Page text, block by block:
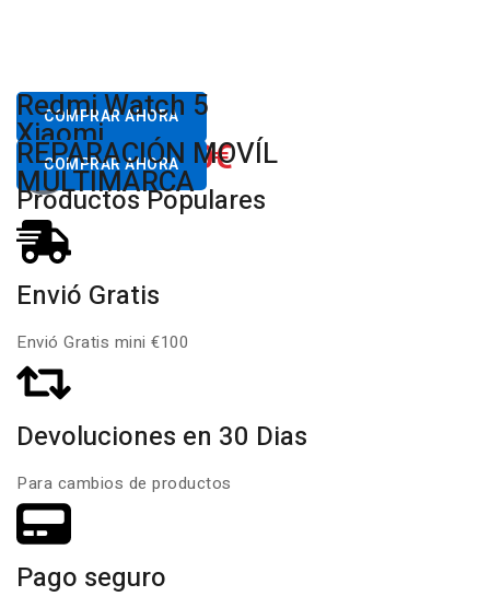
Desde80,00€
COMPRAR AHORA
Redmi Watch 5
Xiaomi
Desde650.00€
COMPRAR AHORA
REPARACIÓN MOVÍL
MULTIMARCA
Productos Populares
Envió Gratis
Envió Gratis mini €100
Devoluciones en 30 Dias
Para cambios de productos
Pago seguro